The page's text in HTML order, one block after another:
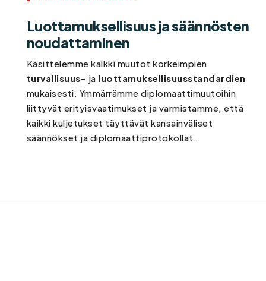
Luottamuksellisuus ja säännösten
noudattaminen
Käsittelemme kaikki muutot korkeimpien
turvallisuus– ja luottamuksellisuusstandardien
mukaisesti. Ymmärrämme diplomaattimuutoihin
liittyvät erityisvaatimukset ja varmistamme, että
kaikki kuljetukset täyttävät kansainväliset
säännökset ja diplomaattiprotokollat.